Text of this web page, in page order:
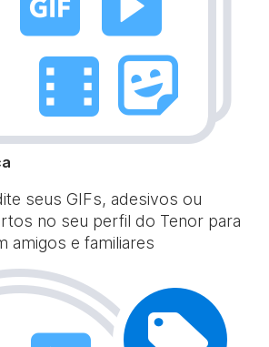
seus GIFs, adesivos ou
no seu perfil do Tenor para
amigos e familiares